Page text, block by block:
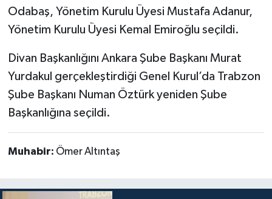
Odabaş, Yönetim Kurulu Üyesi Mustafa Adanur,
Yönetim Kurulu Üyesi Kemal Emiroğlu seçildi.
Divan Başkanlığını Ankara Şube Başkanı Murat
Yurdakul gerçekleştirdiği Genel Kurul’da Trabzon
Şube Başkanı Numan Öztürk yeniden Şube
Başkanlığına seçildi.
Muhabir: Ömer Altıntaş